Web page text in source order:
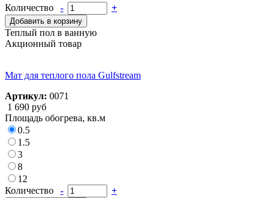
Количество
- +
Добавить в корзину
Теплый пол в ванную
Акционный товар
Мат для теплого пола Gulfstream
Артикул: 0071
1 690 руб
Площадь обогрева, кв.м
0.5
1.5
3
8
12
Количество
- +